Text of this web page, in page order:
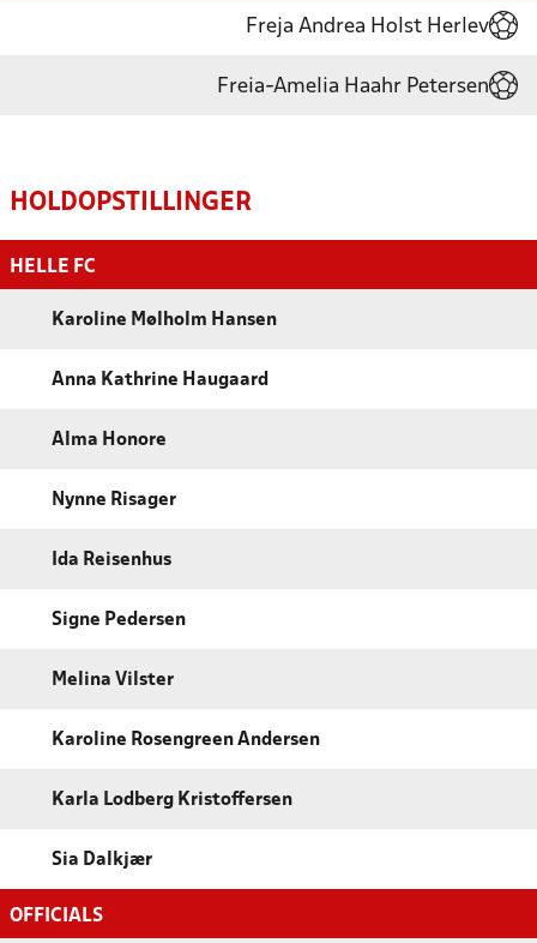
Freja Andrea Holst Herlev
Freia-Amelia Haahr Petersen
HOLDOPSTILLINGER
HELLE FC
Karoline Mølholm Hansen
Anna Kathrine Haugaard
Alma Honore
Nynne Risager
Ida Reisenhus
Signe Pedersen
Melina Vilster
Karoline Rosengreen Andersen
Karla Lodberg Kristoffersen
Sia Dalkjær
OFFICIALS